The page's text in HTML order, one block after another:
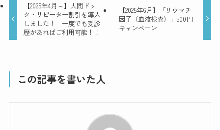
【2025年4月～】人間ドッ
ク・リピーター割引を導入
しました！ 一度でも受診
歴があればご利用可能！！
【2025年6月】「リウマチ
因子（血液検査）」500円
キャンペーン
この記事を書いた人